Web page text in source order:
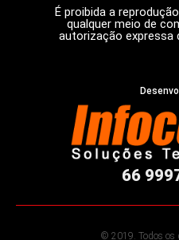
É proibida a
qualquer meio de
autorização expressa
66
© 2019. Todos os